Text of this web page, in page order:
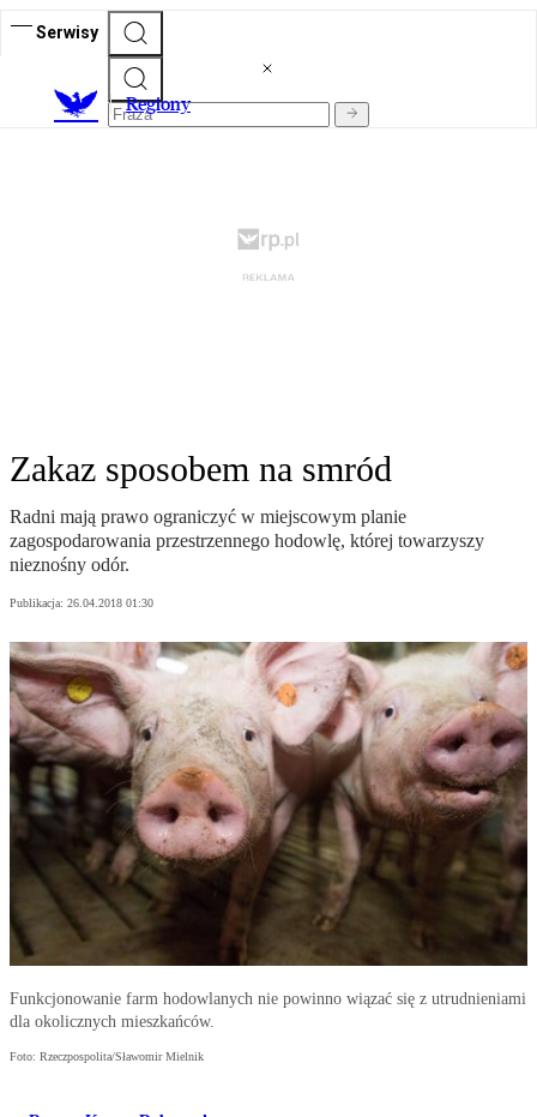
Serwisy
Regiony
Zakaz sposobem na smród
Radni mają prawo ograniczyć w miejscowym planie
zagospodarowania przestrzennego hodowlę, której towarzyszy
nieznośny odór.
Publikacja: 26.04.2018 01:30
Funkcjonowanie farm hodowlanych nie powinno wiązać się z utrudnieniami
dla okolicznych mieszkańców.
Foto: Rzeczpospolita/Sławomir Mielnik